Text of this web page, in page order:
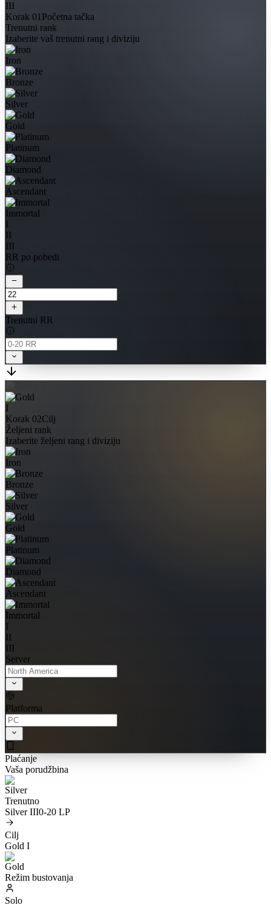
III
Korak 01 Početna tačka
Trenutni rank
Izaberite vaš trenutni rang i diviziju
Iron
Bronze
Silver
Gold
Platinum
Diamond
Ascendant
Immortal
I
II
III
RR po pobedi
Trenutni RR
I
Korak 02Cilj
Željeni rank
Izaberite željeni rang i diviziju
Iron
Bronze
Silver
Gold
Platinum
Diamond
Ascendant
Immortal
I
II
III
Server
Platforma
Plaćanje
Vaša porudžbina
Trenutno
Silver III0-20 LP
Cilj
Gold I
Režim bustovanja
Solo